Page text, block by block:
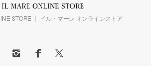
STORE ｜ イル・マーレ オンラインストア